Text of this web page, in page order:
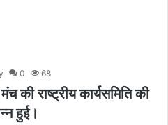
0 68
की राष्ट्रीय कार्यसमिति की
हुई।